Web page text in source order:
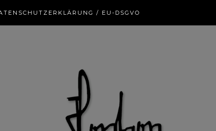
/ EU-DSGVO